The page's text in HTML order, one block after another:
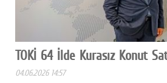
TOKİ 64 İlde Kurasız Konut
04.06.2026 14:57